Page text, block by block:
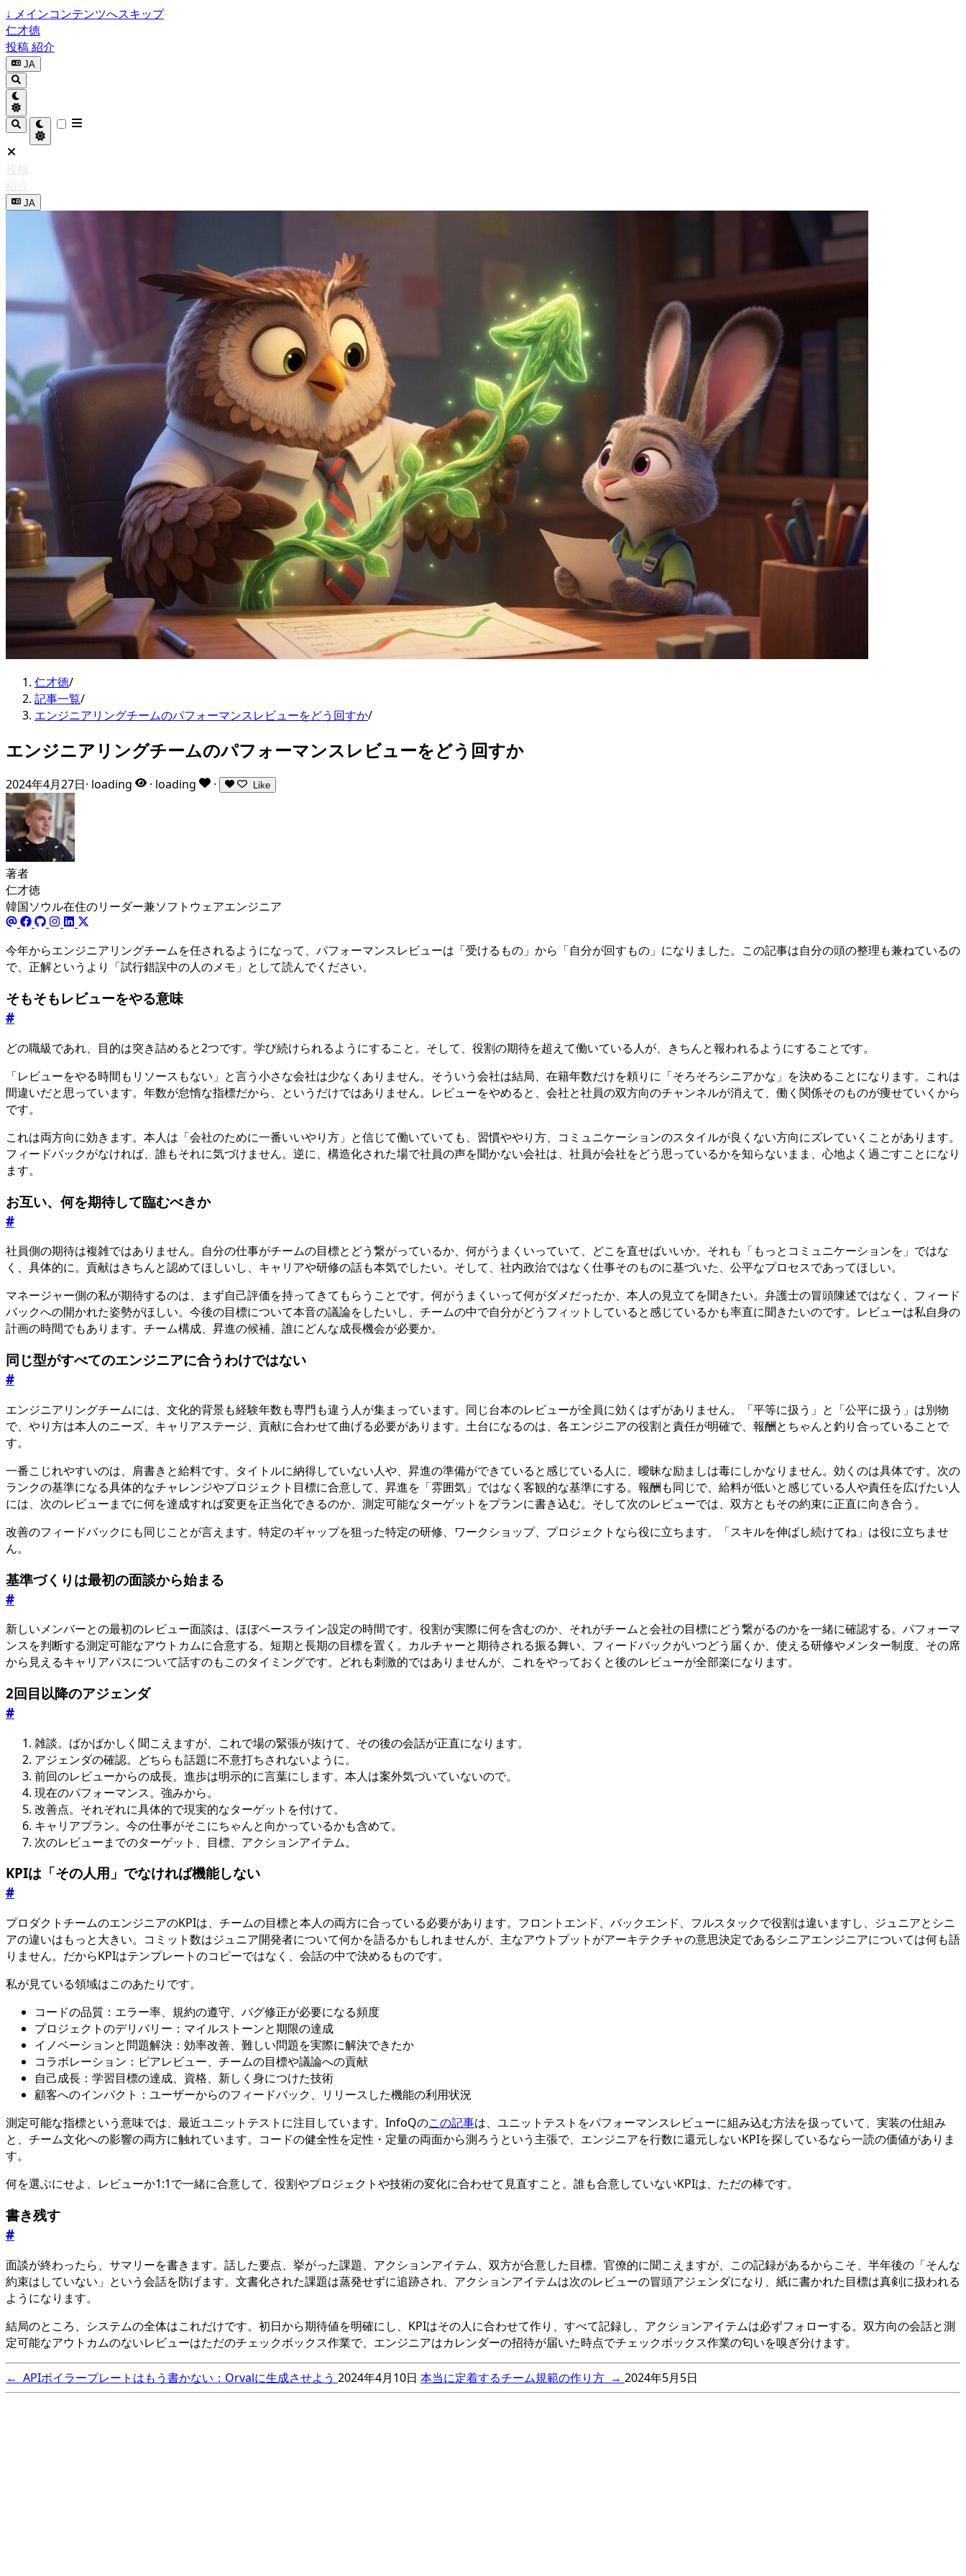
↓ メインコンテンツへスキップ
仁才徳
投稿紹介
JA
投稿
紹介
JA
仁才徳/
記事一覧/
エンジニアリングチームのパフォーマンスレビューをどう回すか/
エンジニアリングチームのパフォーマンスレビューをどう回すか
2024年4月27日· loading · loading · Like
著者
仁才徳
韓国ソウル在住のリーダー兼ソフトウェアエンジニア
今年からエンジニアリングチームを任されるようになって、パフォーマンスレビューは「受けるもの」から「自分が回すもの」になりました。この記事は自分の頭の整理も兼ねているの
で、正解というより「試行錯誤中の人のメモ」として読んでください。
そもそもレビューをやる意味
#
どの職級であれ、目的は突き詰めると2つです。学び続けられるようにすること。そして、役割の期待を超えて働いている人が、きちんと報われるようにすることです。
「レビューをやる時間もリソースもない」と言う小さな会社は少なくありません。そういう会社は結局、在籍年数だけを頼りに「そろそろシニアかな」を決めることになります。これは
間違いだと思っています。年数が怠惰な指標だから、というだけではありません。レビューをやめると、会社と社員の双方向のチャンネルが消えて、働く関係そのものが痩せていくから
です。
これは両方向に効きます。本人は「会社のために一番いいやり方」と信じて働いていても、習慣ややり方、コミュニケーションのスタイルが良くない方向にズレていくことがあります。
フィードバックがなければ、誰もそれに気づけません。逆に、構造化された場で社員の声を聞かない会社は、社員が会社をどう思っているかを知らないまま、心地よく過ごすことになり
ます。
お互い、何を期待して臨むべきか
#
社員側の期待は複雑ではありません。自分の仕事がチームの目標とどう繋がっているか、何がうまくいっていて、どこを直せばいいか。それも「もっとコミュニケーションを」ではな
く、具体的に。貢献はきちんと認めてほしいし、キャリアや研修の話も本気でしたい。そして、社内政治ではなく仕事そのものに基づいた、公平なプロセスであってほしい。
マネージャー側の私が期待するのは、まず自己評価を持ってきてもらうことです。何がうまくいって何がダメだったか、本人の見立てを聞きたい。弁護士の冒頭陳述ではなく、フィード
バックへの開かれた姿勢がほしい。今後の目標について本音の議論をしたいし、チームの中で自分がどうフィットしていると感じているかも率直に聞きたいのです。レビューは私自身の
計画の時間でもあります。チーム構成、昇進の候補、誰にどんな成長機会が必要か。
同じ型がすべてのエンジニアに合うわけではない
#
エンジニアリングチームには、文化的背景も経験年数も専門も違う人が集まっています。同じ台本のレビューが全員に効くはずがありません。「平等に扱う」と「公平に扱う」は別物
で、やり方は本人のニーズ、キャリアステージ、貢献に合わせて曲げる必要があります。土台になるのは、各エンジニアの役割と責任が明確で、報酬とちゃんと釣り合っていることで
す。
一番こじれやすいのは、肩書きと給料です。タイトルに納得していない人や、昇進の準備ができていると感じている人に、曖昧な励ましは毒にしかなりません。効くのは具体です。次の
ランクの基準になる具体的なチャレンジやプロジェクト目標に合意して、昇進を「雰囲気」ではなく客観的な基準にする。報酬も同じで、給料が低いと感じている人や責任を広げたい人
には、次のレビューまでに何を達成すれば変更を正当化できるのか、測定可能なターゲットをプランに書き込む。そして次のレビューでは、双方ともその約束に正直に向き合う。
改善のフィードバックにも同じことが言えます。特定のギャップを狙った特定の研修、ワークショップ、プロジェクトなら役に立ちます。「スキルを伸ばし続けてね」は役に立ちませ
ん。
基準づくりは最初の面談から始まる
#
新しいメンバーとの最初のレビュー面談は、ほぼベースライン設定の時間です。役割が実際に何を含むのか、それがチームと会社の目標にどう繋がるのかを一緒に確認する。パフォーマ
ンスを判断する測定可能なアウトカムに合意する。短期と長期の目標を置く。カルチャーと期待される振る舞い、フィードバックがいつどう届くか、使える研修やメンター制度、その席
から見えるキャリアパスについて話すのもこのタイミングです。どれも刺激的ではありませんが、これをやっておくと後のレビューが全部楽になります。
2回目以降のアジェンダ
#
雑談。ばかばかしく聞こえますが、これで場の緊張が抜けて、その後の会話が正直になります。
アジェンダの確認。どちらも話題に不意打ちされないように。
前回のレビューからの成長。進歩は明示的に言葉にします。本人は案外気づいていないので。
現在のパフォーマンス。強みから。
改善点。それぞれに具体的で現実的なターゲットを付けて。
キャリアプラン。今の仕事がそこにちゃんと向かっているかも含めて。
次のレビューまでのターゲット、目標、アクションアイテム。
KPIは「その人用」でなければ機能しない
#
プロダクトチームのエンジニアのKPIは、チームの目標と本人の両方に合っている必要があります。フロントエンド、バックエンド、フルスタックで役割は違いますし、ジュニアとシニ
アの違いはもっと大きい。コミット数はジュニア開発者について何かを語るかもしれませんが、主なアウトプットがアーキテクチャの意思決定であるシニアエンジニアについては何も語
りません。だからKPIはテンプレートのコピーではなく、会話の中で決めるものです。
私が見ている領域はこのあたりです。
コードの品質：エラー率、規約の遵守、バグ修正が必要になる頻度
プロジェクトのデリバリー：マイルストーンと期限の達成
イノベーションと問題解決：効率改善、難しい問題を実際に解決できたか
コラボレーション：ピアレビュー、チームの目標や議論への貢献
自己成長：学習目標の達成、資格、新しく身につけた技術
顧客へのインパクト：ユーザーからのフィードバック、リリースした機能の利用状況
測定可能な指標という意味では、最近ユニットテストに注目しています。InfoQのこの記事は、ユニットテストをパフォーマンスレビューに組み込む方法を扱っていて、実装の仕組み
と、チーム文化への影響の両方に触れています。コードの健全性を定性・定量の両面から測ろうという主張で、エンジニアを行数に還元しないKPIを探しているなら一読の価値がありま
す。
何を選ぶにせよ、レビューか1:1で一緒に合意して、役割やプロジェクトや技術の変化に合わせて見直すこと。誰も合意していないKPIは、ただの棒です。
書き残す
#
面談が終わったら、サマリーを書きます。話した要点、挙がった課題、アクションアイテム、双方が合意した目標。官僚的に聞こえますが、この記録があるからこそ、半年後の「そんな
約束はしていない」という会話を防げます。文書化された課題は蒸発せずに追跡され、アクションアイテムは次のレビューの冒頭アジェンダになり、紙に書かれた目標は真剣に扱われる
ようになります。
結局のところ、システムの全体はこれだけです。初日から期待値を明確にし、KPIはその人に合わせて作り、すべて記録し、アクションアイテムは必ずフォローする。双方向の会話と測
定可能なアウトカムのないレビューはただのチェックボックス作業で、エンジニアはカレンダーの招待が届いた時点でチェックボックス作業の匂いを嗅ぎ分けます。
← APIボイラープレートはもう書かない：Orvalに生成させよう 2024年4月10日 本当に定着するチーム規範の作り方 → 2024年5月5日